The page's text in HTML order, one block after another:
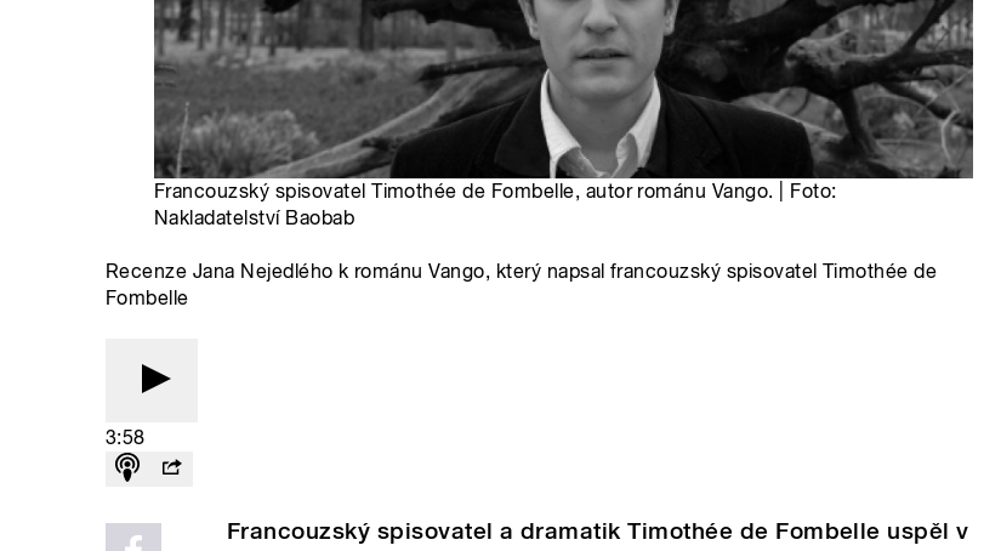
Francouzský spisovatel Timothée de Fombelle, autor románu Vango. | Foto:
Nakladatelství Baobab
Recenze Jana Nejedlého k románu Vango, který napsal francouzský spisovatel Timothée de
Fombelle
3:58
Francouzský spisovatel a dramatik Timothée de Fombelle uspěl v